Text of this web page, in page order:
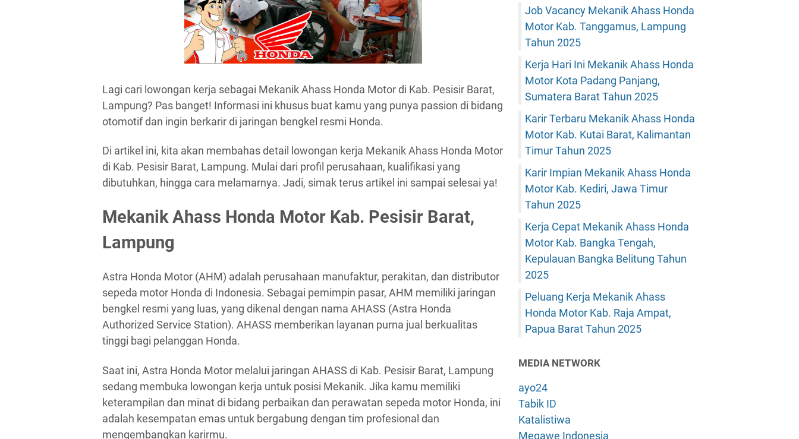
Lagi cari lowongan kerja sebagai Mekanik Ahass Honda Motor di Kab. Pesisir Barat,
Lampung? Pas banget! Informasi ini khusus buat kamu yang punya passion di bidang
otomotif dan ingin berkarir di jaringan bengkel resmi Honda.
Di artikel ini, kita akan membahas detail lowongan kerja Mekanik Ahass Honda Motor
di Kab. Pesisir Barat, Lampung. Mulai dari profil perusahaan, kualifikasi yang
dibutuhkan, hingga cara melamarnya. Jadi, simak terus artikel ini sampai selesai ya!
Mekanik Ahass Honda Motor Kab. Pesisir Barat,
Lampung
Astra Honda Motor (AHM) adalah perusahaan manufaktur, perakitan, dan distributor
sepeda motor Honda di Indonesia. Sebagai pemimpin pasar, AHM memiliki jaringan
bengkel resmi yang luas, yang dikenal dengan nama AHASS (Astra Honda
Authorized Service Station). AHASS memberikan layanan purna jual berkualitas
tinggi bagi pelanggan Honda.
Saat ini, Astra Honda Motor melalui jaringan AHASS di Kab. Pesisir Barat, Lampung
sedang membuka lowongan kerja untuk posisi Mekanik. Jika kamu memiliki
keterampilan dan minat di bidang perbaikan dan perawatan sepeda motor Honda, ini
adalah kesempatan emas untuk bergabung dengan tim profesional dan
mengembangkan karirmu.
Job Vacancy Mekanik Ahass Honda
Motor Kab. Tanggamus, Lampung
Tahun 2025
Kerja Hari Ini Mekanik Ahass Honda
Motor Kota Padang Panjang,
Sumatera Barat Tahun 2025
Karir Terbaru Mekanik Ahass Honda
Motor Kab. Kutai Barat, Kalimantan
Timur Tahun 2025
Karir Impian Mekanik Ahass Honda
Motor Kab. Kediri, Jawa Timur
Tahun 2025
Kerja Cepat Mekanik Ahass Honda
Motor Kab. Bangka Tengah,
Kepulauan Bangka Belitung Tahun
2025
Peluang Kerja Mekanik Ahass
Honda Motor Kab. Raja Ampat,
Papua Barat Tahun 2025
MEDIA NETWORK
ayo24
Tabik ID
Katalistiwa
Megawe Indonesia